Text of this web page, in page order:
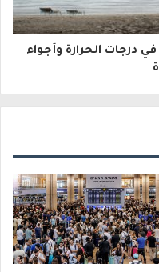
الحرارة وأجواء